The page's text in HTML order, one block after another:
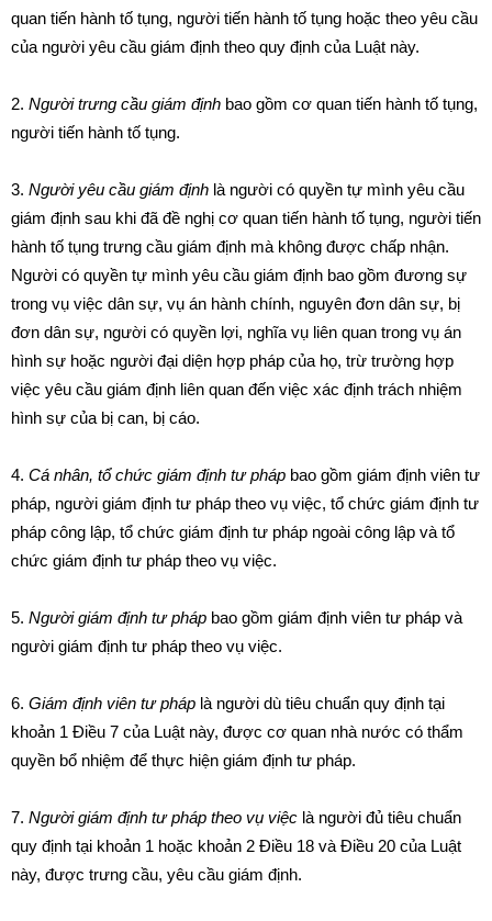
quan tiến hành tố tụng, người tiến hành tố tụng hoặc theo yêu cầu
của người yêu cầu giám định theo quy định của Luật này.
2. Người trưng cầu giám định bao gồm cơ quan tiến hành tố tụng,
người tiến hành tố tụng.
3. Người yêu cầu giám định là người có quyền tự mình yêu cầu
giám định sau khi đã đề nghị cơ quan tiến hành tố tụng, người tiến
hành tố tụng trưng cầu giám định mà không được chấp nhận.
Người có quyền tự mình yêu cầu giám định bao gồm đương sự
trong vụ việc dân sự, vụ án hành chính, nguyên đơn dân sự, bị
đơn dân sự, người có quyền lợi, nghĩa vụ liên quan trong vụ án
hình sự hoặc người đại diện hợp pháp của họ, trừ trường hợp
việc yêu cầu giám định liên quan đến việc xác định trách nhiệm
hình sự của bị can, bị cáo.
4. Cá nhân, tổ chức giám định tư pháp bao gồm giám định viên tư
pháp, người giám định tư pháp theo vụ việc, tổ chức giám định tư
pháp công lập, tổ chức giám định tư pháp ngoài công lập và tổ
chức giám định tư pháp theo vụ việc.
5. Người giám định tư pháp bao gồm giám định viên tư pháp và
người giám định tư pháp theo vụ việc.
6. Giám định viên tư pháp là người dù tiêu chuẩn quy định tại
khoản 1 Điều 7 của Luật này, được cơ quan nhà nước có thẩm
quyền bổ nhiệm để thực hiện giám định tư pháp.
7. Người giám định tư pháp theo vụ việc là người đủ tiêu chuẩn
quy định tại khoản 1 hoặc khoản 2 Điều 18 và Điều 20 của Luật
này, được trưng cầu, yêu cầu giám định.